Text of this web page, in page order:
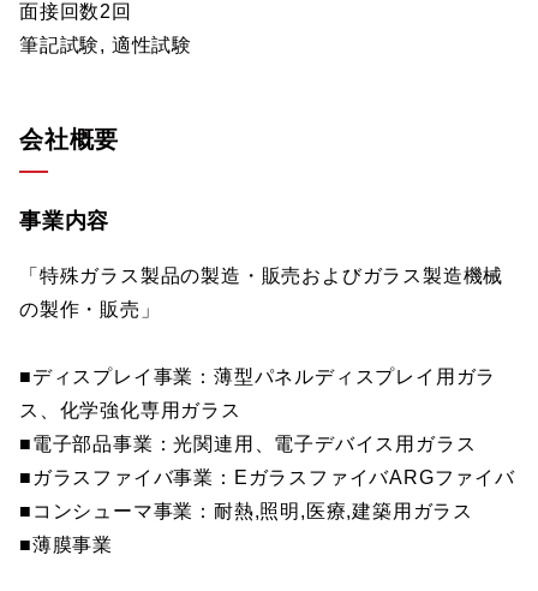
面接回数2回
筆記試験, 適性試験
会社概要
事業内容
「特殊ガラス製品の製造・販売およびガラス製造機械
の製作・販売」
■ディスプレイ事業：薄型パネルディスプレイ用ガラ
ス、化学強化専用ガラス
■電子部品事業：光関連用、電子デバイス用ガラス
■ガラスファイバ事業：EガラスファイバARGファイバ
■コンシューマ事業：耐熱,照明,医療,建築用ガラス
■薄膜事業